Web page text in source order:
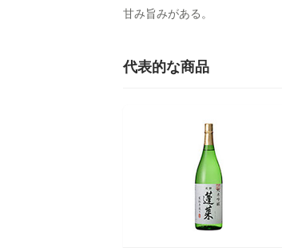
甘み旨みがある。
代表的な商品